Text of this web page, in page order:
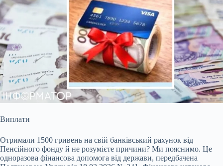
Виплати
Отримали 1500 гривень на свій банківський рахунок від
Пенсійного фонду й не розумієте причини? Ми пояснимо. Це
одноразова фінансова допомога від держави, передбачена